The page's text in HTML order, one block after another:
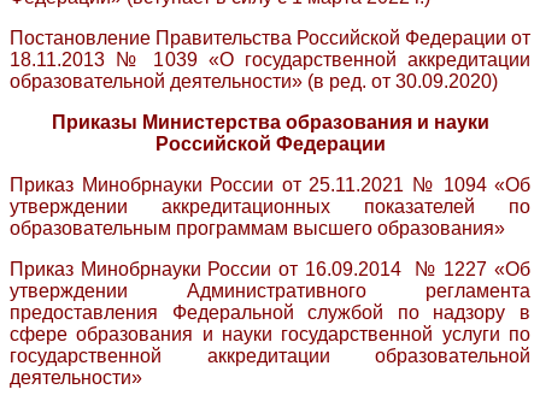
Постановление Правительства Российской Федерации от
18.11.2013 № 1039 «О государственной аккредитации
образовательной деятельности» (в ред. от 30.09.2020)
Приказы Министерства образования и науки
Российской Федерации
Приказ Минобрнауки России от 25.11.2021 № 1094 «Об
утверждении аккредитационных пок​азателей по
образовательным программам высшего образования»​
Приказ Минобрнауки России от 16.09.2014 № 1227 «Об
утверждении Административного регламента
предоставления Федеральной службой по надзору в
сфере образования и науки государственной услуги по
государственной аккредитации образовательной
деятельности»